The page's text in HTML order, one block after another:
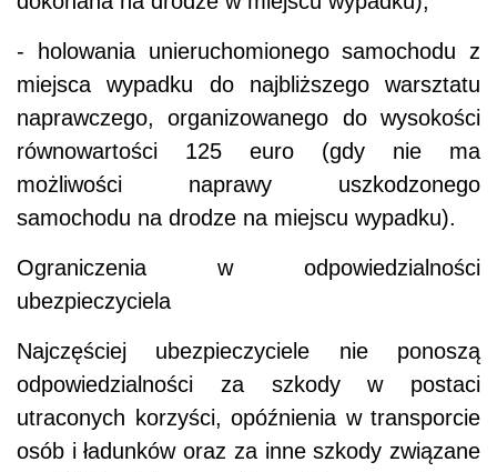
- holowania unieruchomionego samochodu z
miejsca wypadku do najbliższego warsztatu
naprawczego, organizowanego do wysokości
równowartości 125 euro (gdy nie ma
możliwości naprawy uszkodzonego
samochodu na drodze na miejscu wypadku).
Ograniczenia w odpowiedzialności
ubezpieczyciela
Najczęściej ubezpieczyciele nie ponoszą
odpowiedzialności za szkody w postaci
utraconych korzyści, opóźnienia w transporcie
osób i ładunków oraz za inne szkody związane